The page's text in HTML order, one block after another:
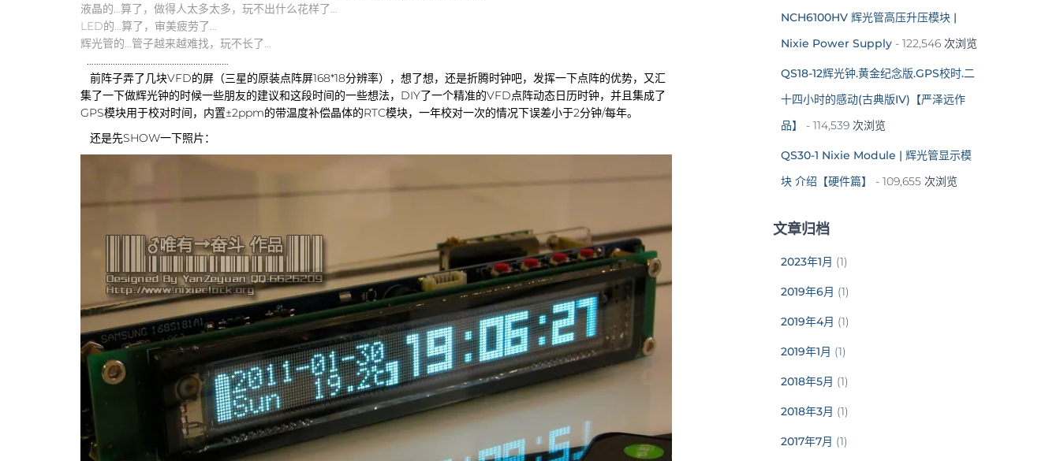
液晶的…算了，做得人太多太多，玩不出什么花样了…
LED的…算了，审美疲劳了…
辉光管的…管子越来越难找，玩不长了…
……………………………………………………
前阵子弄了几块VFD的屏（三星的原装点阵屏168*18分辨率），想了想，还是折腾时钟吧，发挥一下点阵的优势，又汇
集了一下做辉光钟的时候一些朋友的建议和这段时间的一些想法，DIY了一个精准的VFD点阵动态日历时钟，并且集成了
GPS模块用于校对时间，内置±2ppm的带温度补偿晶体的RTC模块，一年校对一次的情况下误差小于2分钟/每年。
还是先SHOW一下照片：
NCH6100HV 辉光管高压升压模块 |
Nixie Power Supply- 122,546 次浏览
QS18-12辉光钟.黄金纪念版.GPS校时.二
十四小时的感动(古典版IV)【严泽远作
品】
- 114,539 次浏览
QS30-1 Nixie Module | 辉光管显示模
块 介绍【硬件篇】
- 109,655 次浏览
文章归档
2023年1月 (1)
2019年6月 (1)
2019年4月 (1)
2019年1月 (1)
2018年5月 (1)
2018年3月 (1)
2017年7月 (1)